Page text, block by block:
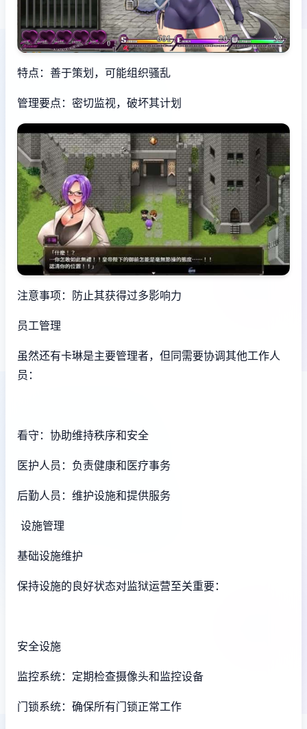
特点：善于策划，可能组织骚乱
管理要点：密切监视，破坏其计划
注意事项：防止其获得过多影响力
员工管理
虽然还有卡琳是主要管理者，但同需要协调其他工作人
员：
看守：协助维持秩序和安全
医护人员：负责健康和医疗事务
后勤人员：维护设施和提供服务
设施管理
基础设施维护
保持设施的良好状态对监狱运营至关重要：
安全设施
监控系统：定期检查摄像头和监控设备
门锁系统：确保所有门锁正常工作